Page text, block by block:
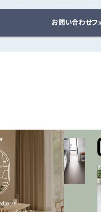
お問い合わせフ